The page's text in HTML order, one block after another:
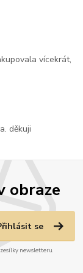
obraze
se
newsletteru.
vícekrát,
děkuji